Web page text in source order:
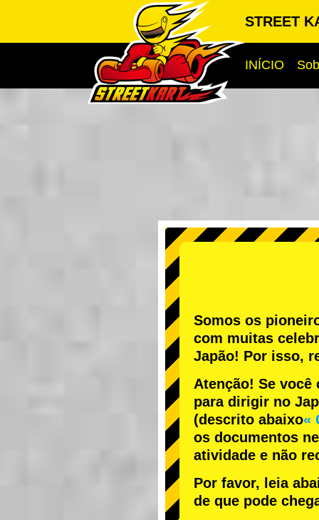
STREET
INÍCIO
Somos os
com muitas
Japão! Por isso,
Atenção! Se
para dirigir no
(descrito abaixo«
os documentos
atividade e não
Por favor, leia
de que pode